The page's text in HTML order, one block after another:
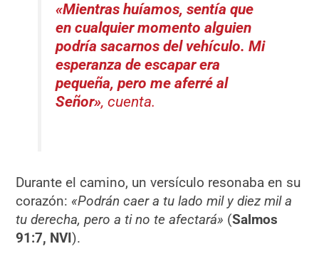
«Mientras huíamos, sentía que
en cualquier momento alguien
podría sacarnos del vehículo. Mi
esperanza de escapar era
pequeña, pero me aferré al
Señor», cuenta.
Durante el camino, un versículo resonaba en su
corazón: «Podrán caer a tu lado mil y diez mil a
tu derecha, pero a ti no te afectará» (Salmos
91:7, NVI).